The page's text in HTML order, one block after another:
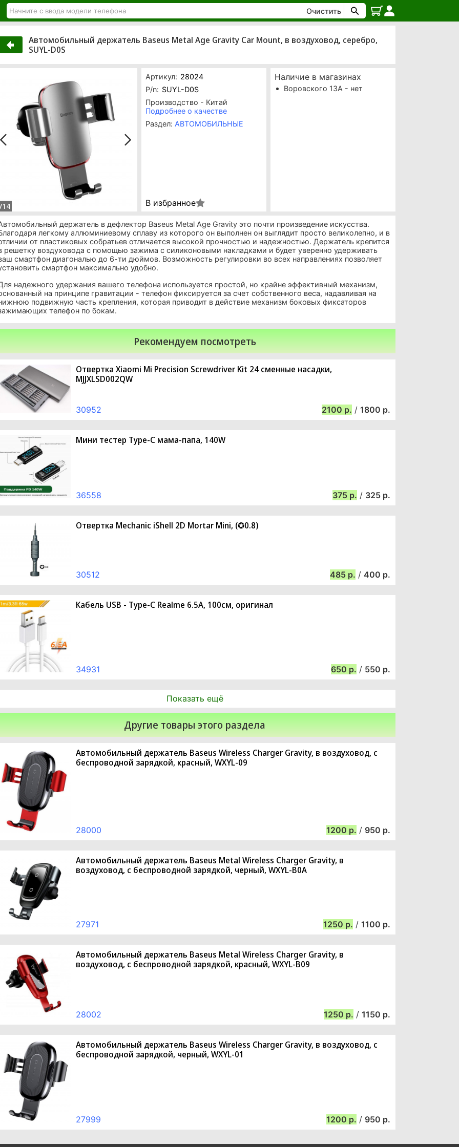
Очистить
Автомобильный держатель Baseus Metal Age Gravity Car Mount, в воздуховод, серебро,
SUYL-D0S
14
Артикул: 28024
P/n: SUYL-D0S
Производство - Китай
Подробнее о качестве
Раздел: АВТОМОБИЛЬНЫЕ
В избранное
Наличие в магазинах
Воровского 13А - нет
держатель в дефлектор Baseus Metal Age Gravity это почти произведение искусства.
легкому аллюминиевому сплаву из которого он выполнен он выглядит просто великолепно, и в
от пластиковых собратьев отличается высокой прочностью и надежностью. Держатель крепится
решетку воздуховода с помощью зажима с силиконовыми накладками и будет уверенно удерживать
смартфон диагональю до 6-ти дюймов. Возможность регулировки во всех направлениях позволяет
смартфон максимально удобно.
надежного удержания вашего телефона используется простой, но крайне эффективный механизм,
на принципе гравитации - телефон фиксируется за счет собственного веса, надавливая на
подвижную часть крепления, которая приводит в действие механизм боковых фиксаторов
телефон по бокам.
Рекомендуем посмотреть
Отвертка Xiaomi Mi Precision Screwdriver Kit 24 сменные насадки,
MJJXLSD002QW
30952 2100 / 1800
Мини тестер Type-C мама-папа, 140W
36558 375 / 325
Отвертка Mechanic iShell 2D Mortar Mini, (✪0.8)
30512 485 / 400
Кабель USB - Type-C Realme 6.5A, 100см, оригинал
34931 650 / 550
Показать ещё
Другие товары этого раздела
Автомобильный держатель Baseus Wireless Charger Gravity, в воздуховод, с
беспроводной зарядкой, красный, WXYL-09
28000 1200 / 950
Автомобильный держатель Baseus Metal Wireless Charger Gravity, в
воздуховод, с беспроводной зарядкой, черный, WXYL-B0A
27971 1250 / 1100
Автомобильный держатель Baseus Metal Wireless Charger Gravity, в
воздуховод, с беспроводной зарядкой, красный, WXYL-B09
28002 1250 / 1150
Автомобильный держатель Baseus Wireless Charger Gravity, в воздуховод, с
беспроводной зарядкой, черный, WXYL-01
27999 1200 / 950